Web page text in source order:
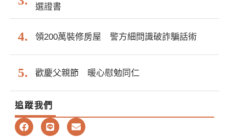
選證書
領200萬裝修房屋 警方細問識破詐騙話術
歡慶父親節 暖心慰勉同仁
追蹤我們
F
a
L
i
E
n